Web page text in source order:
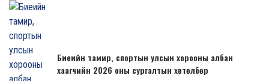
Биеийн тамир, спортын улсын хорооны албан
хаагчийн 2026 оны сургалтын хөтөлбөр